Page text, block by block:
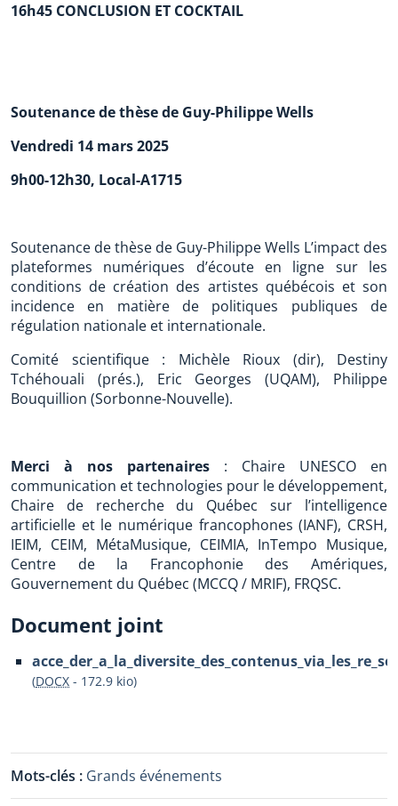
16h45 CONCLUSION ET COCKTAIL
Soutenance de thèse de Guy-Philippe Wells
Vendredi 14 mars 2025
9h00-12h30, Local-A1715
Soutenance de thèse de Guy-Philippe Wells L’impact des
plateformes numériques d’écoute en ligne sur les
conditions de création des artistes québécois et son
incidence en matière de politiques publiques de
régulation nationale et internationale.
Comité scientifique : Michèle Rioux (dir), Destiny
Tchéhouali (prés.), Eric Georges (UQAM), Philippe
Bouquillion (Sorbonne-Nouvelle).
Merci à nos partenaires : Chaire UNESCO en
communication et technologies pour le développement,
Chaire de recherche du Québec sur l’intelligence
artificielle et le numérique francophones (IANF), CRSH,
IEIM, CEIM, MétaMusique, CEIMIA, InTempo Musique,
Centre de la Francophonie des Amériques,
Gouvernement du Québec (MCCQ / MRIF), FRQSC.
Document joint
(DOCX - 172.9 kio)
Mots-clés : Grands événements